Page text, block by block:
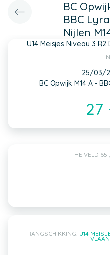
BC
BBC
Nijlen
U14 Meisjes Niveau 3
25/03/
BC Opwijk M14 A -
27
HEIVELD 65
RANGSCHIKKING: U14